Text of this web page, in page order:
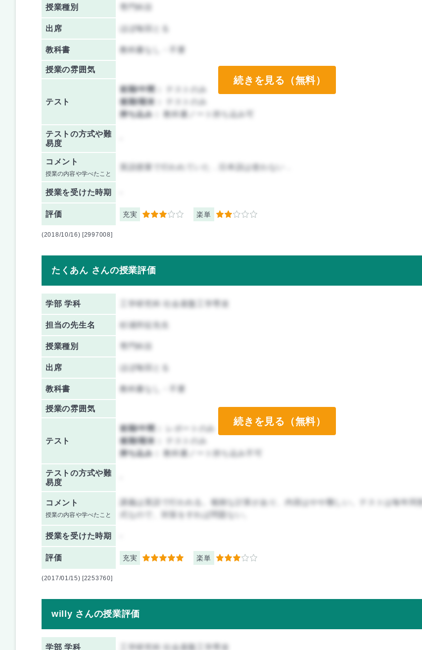
授業種別 専門科目
出席 ほぼ毎回とる
教科書 教科書なし・不要
授業の雰囲気
テスト
前期/中間：
テストのみ
後期/期末：
テストのみ
持ち込み：
教科書ノート持ち込み可
テストの方式や難
易度
コメント
授業の内容や学べたこと
英語授業で行われていた．日本語は使わない．
授業を受けた時期
評価 充実 3 楽単 2
続きを見る（無料）
(2018/10/16) [2997008]
たくあん さんの授業評価
学部 学科 工学研究科 社会基盤工学専攻
担当の先生名 杉浦邦征先生
授業種別 専門科目
出席 ほぼ毎回とる
教科書 教科書なし・不要
授業の雰囲気
テスト
前期/中間：
レポートのみ
後期/期末：
テストのみ
持ち込み：
教科書ノート持ち込み不可
テストの方式や難
易度
コメント
授業の内容や学べたこと
講義は英語で行われる。複雑な計算があり、内容はやや難しい。テストは毎年同形
授業を受けた時期
評価 充実 5 楽単 3
続きを見る（無料）
(2017/01/15) [2253760]
willy さんの授業評価
学部 学科 工学研究科 社会基盤工学専攻